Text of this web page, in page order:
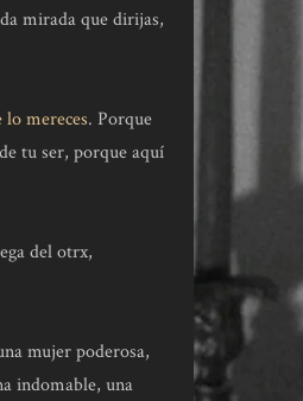
mirada que dirijas,
mereces. Porque
tu ser, porque aquí
del otrx,
mujer poderosa,
indomable, una